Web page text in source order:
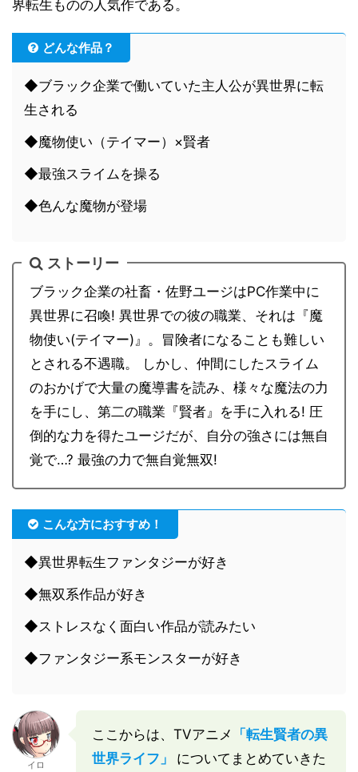
界転生ものの人気作である。
どんな作品？
◆ブラック企業で働いていた主人公が異世界に転
生される
◆魔物使い（テイマー）×賢者
◆最強スライムを操る
◆色んな魔物が登場
ストーリー
ブラック企業の社畜・佐野ユージはPC作業中に
異世界に召喚! 異世界での彼の職業、それは『魔
物使い(テイマー)』。冒険者になることも難しい
とされる不遇職。 しかし、仲間にしたスライム
のおかげで大量の魔導書を読み、様々な魔法の力
を手にし、第二の職業『賢者』を手に入れる! 圧
倒的な力を得たユージだが、自分の強さには無自
覚で…? 最強の力で無自覚無双!
こんな方におすすめ！
◆異世界転生ファンタジーが好き
◆無双系作品が好き
◆ストレスなく面白い作品が読みたい
◆ファンタジー系モンスターが好き
イロ
ここからは、TVアニメ
「転生賢者の異
世界ライフ」
についてまとめていきた